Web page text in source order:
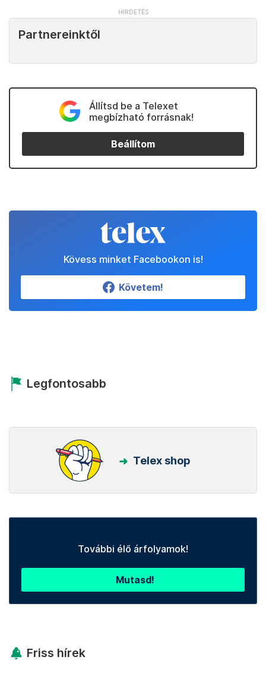
Partnereinktől
Állítsd be a Telexet
megbízható forrásnak!
Beállítom
Kövess minket Facebookon is!
Követem!
Legfontosabb
Telex shop
További élő árfolyamok!
Mutasd!
Friss hírek